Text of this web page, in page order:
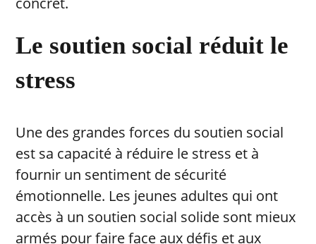
Le soutien social réduit le
stress
Une des grandes forces du soutien social
est sa capacité à réduire le stress et à
fournir un sentiment de sécurité
émotionnelle. Les jeunes adultes qui ont
accès à un soutien social solide sont mieux
armés pour faire face aux défis et aux